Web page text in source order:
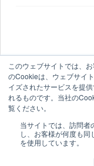
このウェブサイトでは、
のCookieは、ウェブサイ
イズされたサービスを提
れるものです。当社の
覧ください。
当サイトでは、訪問
し、お客様が何度も
を使用しています。